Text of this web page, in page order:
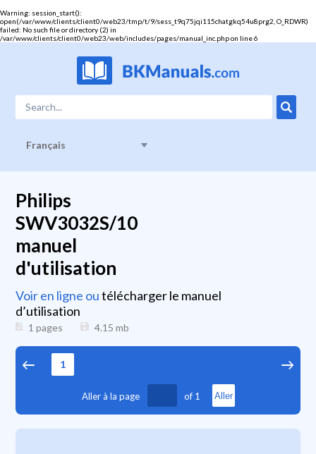
Warning: session_start():
open(/var/www/clients/client0/web23/tmp/t/9/sess_t9q75jqi115chatgkq54u8prg2, O_RDWR)
failed: No such file or directory (2) in
/var/www/clients/client0/web23/web/includes/pages/manual_inc.phpon line6
Français
Philips
SWV3032S/10
manuel
d'utilisation
Voir en ligne outélécharger le manuel
d’utilisation
1 pages 4.15 mb
1
Aller à la page of 1 Aller